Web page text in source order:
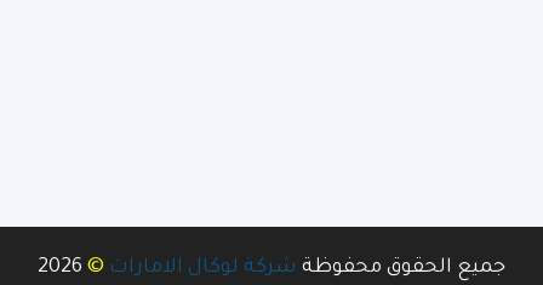
جميع الحقوق محفوظة شركة لوكال الامارات ©